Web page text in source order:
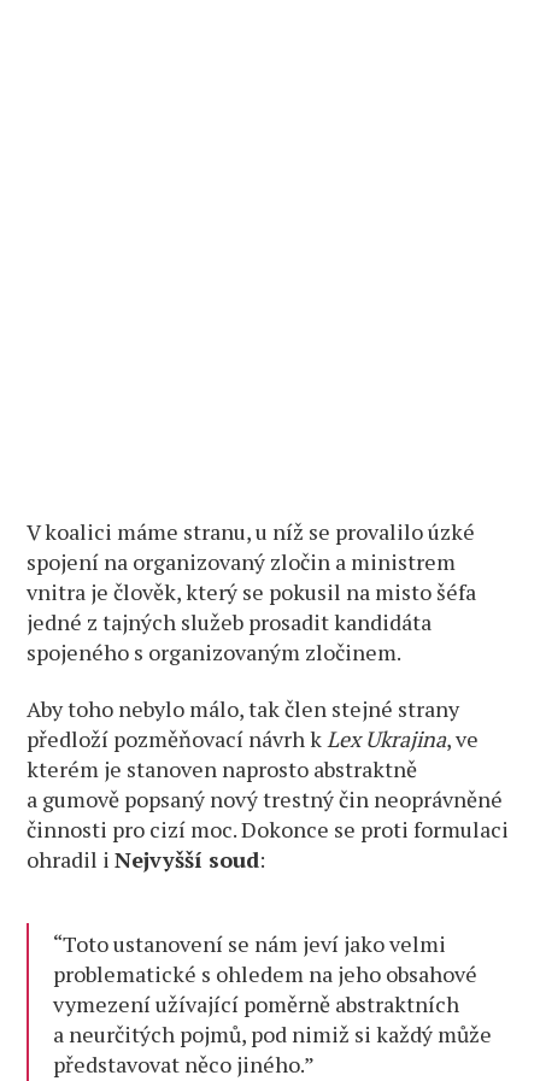
V koalici máme stranu, u níž se provalilo úzké
spojení na organizovaný zločin a ministrem
vnitra je člověk, který se pokusil na misto šéfa
jedné z tajných služeb prosadit kandidáta
spojeného s organizovaným zločinem.
Aby toho nebylo málo, tak člen stejné strany
předloží pozměňovací návrh kLex Ukrajina, ve
kterém je stanoven naprosto abstraktně
a gumově popsaný nový trestný čin neoprávněné
činnosti pro cizí moc. Dokonce se proti formulaci
ohradil iNejvyšší soud:
“Toto ustanovení se nám jeví jako velmi
problematické s ohledem na jeho obsahové
vymezení užívající poměrně abstraktních
a neurčitých pojmů, pod nimiž si každý může
představovat něco jiného.”